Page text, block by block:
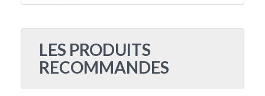
LES PRODUITS
RECOMMANDES